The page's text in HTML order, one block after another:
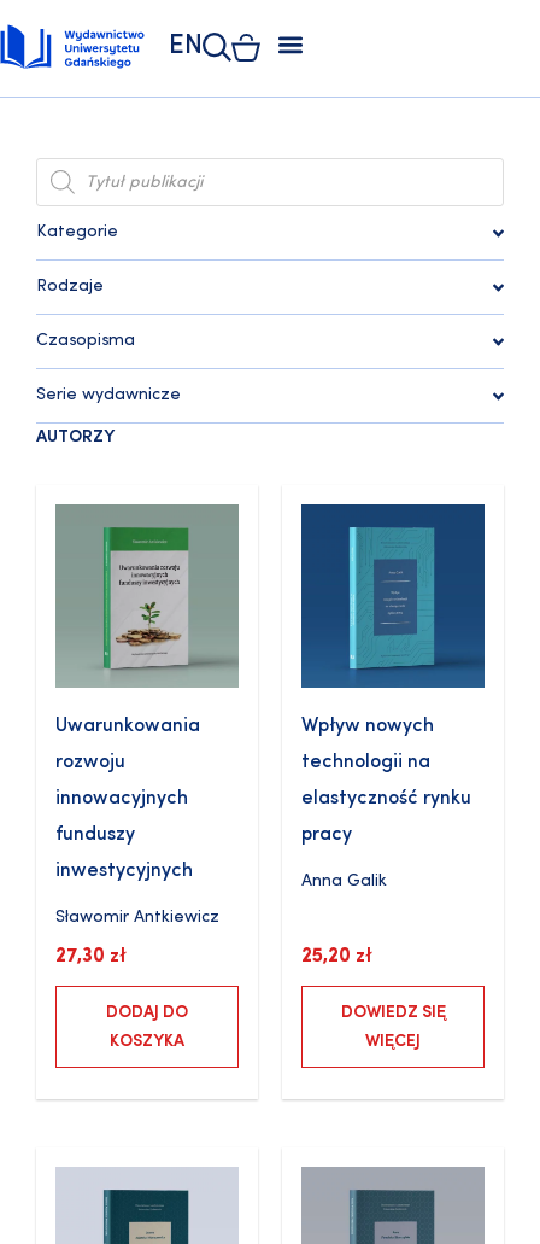
EN
Kategorie
Rodzaje
Czasopisma
Serie wydawnicze
AUTORZY
Uwarunkowania
rozwoju
innowacyjnych
funduszy
inwestycyjnych
Sławomir Antkiewicz
27,30 zł
DODAJ DO
KOSZYKA
Wpływ nowych
technologii na
elastyczność rynku
pracy
Anna Galik
25,20 zł
DOWIEDZ SIĘ
WIĘCEJ